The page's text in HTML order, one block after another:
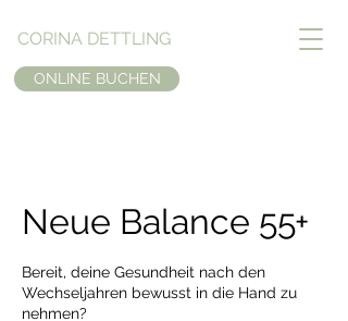
CORINA DETTLING
ONLINE BUCHEN
Neue Balance 55+
Bereit, deine Gesundheit nach den
Wechseljahren bewusst in die Hand zu